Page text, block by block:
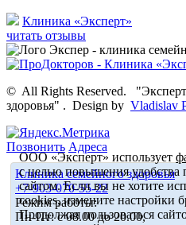
Клиника «Эксперт»
читать отзывы
© All Rights Reserved.
здоровья" . Design by Vladislav
Позвонить Адреса
Клиника семейного здоровья
+7-903-070-55-22
Режим работы:
Пн-Пт: с 08.00 до 20.00,
ООО «Эксперт» использует
с целью повышения удобства
сайтом. Если вы не хотите
cookies, измените настройки
Продолжая пользоваться